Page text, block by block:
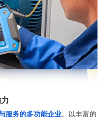
服务的多功能企业。以丰富的